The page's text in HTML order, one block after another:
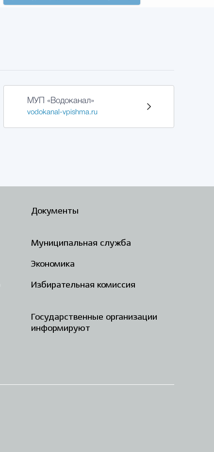
МУП «Водоканал»
vodokanal-vpishma.ru
Документы
Муниципальная служба
Экономика
Избирательная комиссия
Государственные организации
информируют